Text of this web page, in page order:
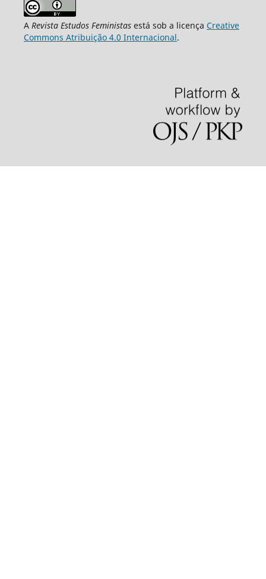
A Revista Estudos Feministasestá sob a licença Creative
Commons Atribuição 4.0 Internacional.